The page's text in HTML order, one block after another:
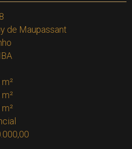
de Maupassant